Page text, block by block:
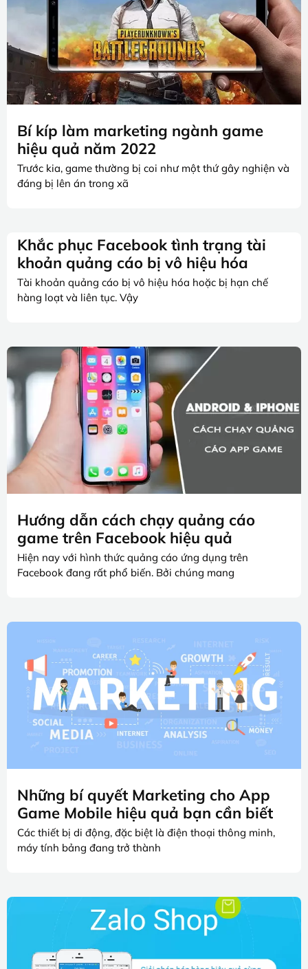
Bí kíp làm marketing ngành game
hiệu quả năm 2022
Trước kia, game thường bị coi như một thứ gây nghiện và
đáng bị lên án trong xã
Khắc phục Facebook tình trạng tài
khoản quảng cáo bị vô hiệu hóa
Tài khoản quảng cáo bị vô hiệu hóa hoặc bị hạn chế
hàng loạt và liên tục. Vậy
Hướng dẫn cách chạy quảng cáo
game trên Facebook hiệu quả
Hiện nay với hình thức quảng cáo ứng dụng trên
Facebook đang rất phổ biến. Bởi chúng mang
Những bí quyết Marketing cho App
Game Mobile hiệu quả bạn cần biết
Các thiết bị di động, đặc biệt là điện thoại thông minh,
máy tính bảng đang trở thành